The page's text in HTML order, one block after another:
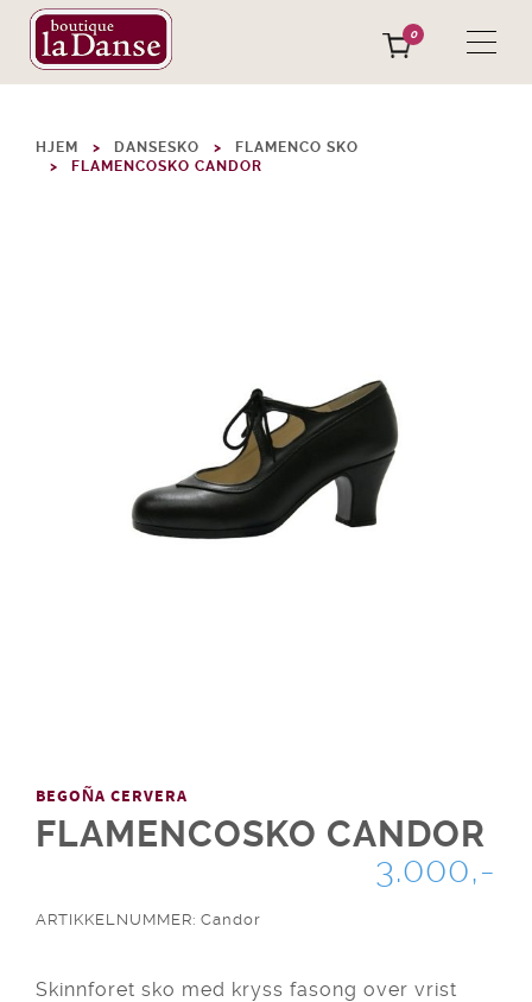
0
HJEM DANSESKO
FLAMENCO SKO
FLAMENCOSKO CANDOR
BEGOÑA CERVERA
FLAMENCOSKO CANDOR
3.000,-
ARTIKKELNUMMER: Candor
Skinnforet sko med kryss fasong over vrist